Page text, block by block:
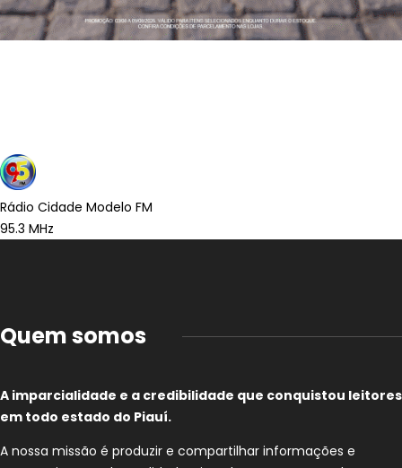
Rádio Cidade Modelo FM
95.3 MHz
Quem somos
A imparcialidade e a credibilidade que conquistou leitores
em todo estado do Piauí.
A nossa missão é produzir e compartilhar informações e